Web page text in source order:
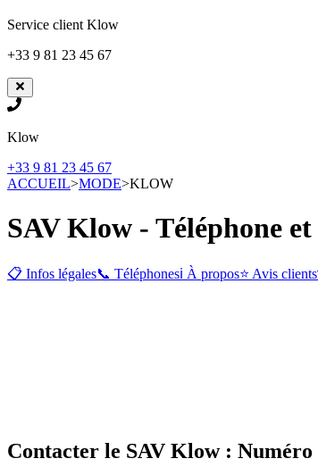
Service client Klow
+33 9 81 23 45 67
Klow
+33 9 81 23 45 67
ACCUEIL>MODE>KLOW
SAV Klow - Téléphone
📋 Infos légales📞 Téléphonesℹ️ À propos⭐ Avis clients
Contacter le SAV Klow :